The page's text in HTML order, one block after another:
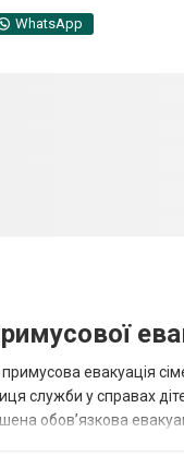
WhatsApp
евакуація
служби у справах
обов’язкова